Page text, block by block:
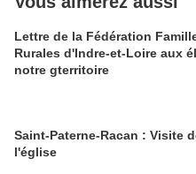
Lettre de la Fédération
Rurales d'Indre-et-Loire aux
notre gterritoire
Saint-Paterne-Racan : Visite
l'église